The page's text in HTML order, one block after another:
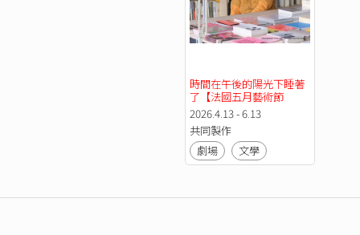
時間在午後的陽光下睡著
了【法國五月藝術節
2026】
2026.4.13 - 6.13
共同製作
劇場
文學